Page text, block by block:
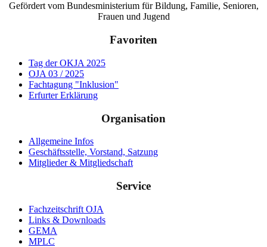
Gefördert vom Bundesministerium für Bildung, Familie, Senioren,
Frauen und Jugend
Favoriten
Tag der OKJA 2025
OJA 03 / 2025
Fachtagung "Inklusion"
Erfurter Erklärung
Organisation
Allgemeine Infos
Geschäftsstelle, Vorstand, Satzung
Mitglieder & Mitgliedschaft
Service
Fachzeitschrift OJA
Links & Downloads
GEMA
MPLC